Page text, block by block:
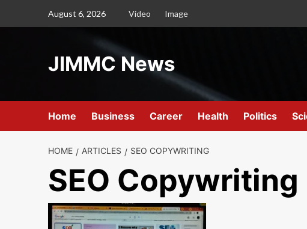
August 6, 2026 Video Image
JIMMC News
Home Business Career Health Politics
HOME ARTICLES SEO COPYWRITING
SEO Copywriting